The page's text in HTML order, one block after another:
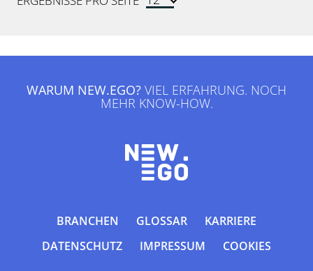
WARUM NEW.EGO? VIEL ERFAHRUNG. NOCH
MEHR KNOW-HOW.
BRANCHEN GLOSSAR
KARRIERE
DATENSCHUTZ
IMPRESSUM COOKIES